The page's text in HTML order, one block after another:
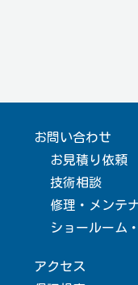
お問い合わせ
お見積り依頼
技術相談
修理・メンテ
ショールーム
アクセス